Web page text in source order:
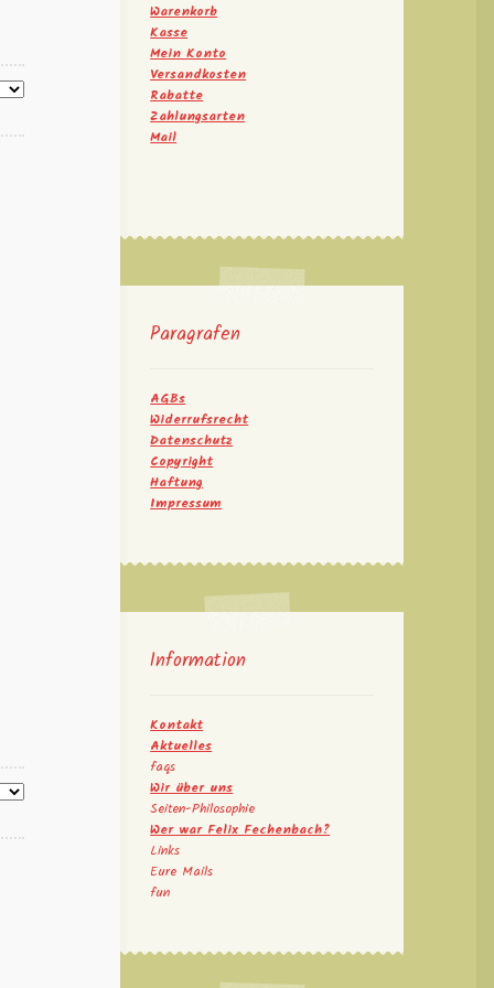
Warenkorb
Kasse
Mein Konto
Versandkosten
Rabatte
Zahlungsarten
Mail
Paragrafen
AGBs
Widerrufsrecht
Datenschutz
Copyright
Haftung
Impressum
Information
Kontakt
Aktuelles
faqs
Wir über uns
Seiten-Philosophie
Wer war Felix Fechenbach?
Links
Eure Mails
fun